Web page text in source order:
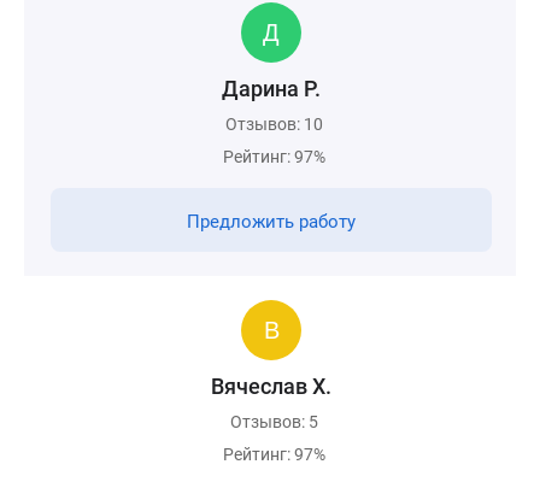
Дарина Р.
Отзывов: 10
Рейтинг: 97%
Предложить работу
Вячеслав Х.
Отзывов: 5
Рейтинг: 97%